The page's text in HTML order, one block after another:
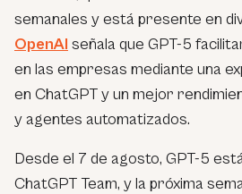
semanales y está presente en
OpenAI señala que GPT-5
en las empresas mediante una
en ChatGPT y un mejor
y agentes automatizados.
Desde el 7 de agosto, GPT-5
ChatGPT Team, y la próxima